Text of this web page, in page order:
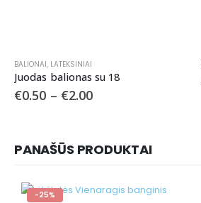
BALIONAI, LATEKSINIAI
Juodas balionas su 18
€0.50 – €2.00
PANAŠŪS PRODUKTAI
-25%